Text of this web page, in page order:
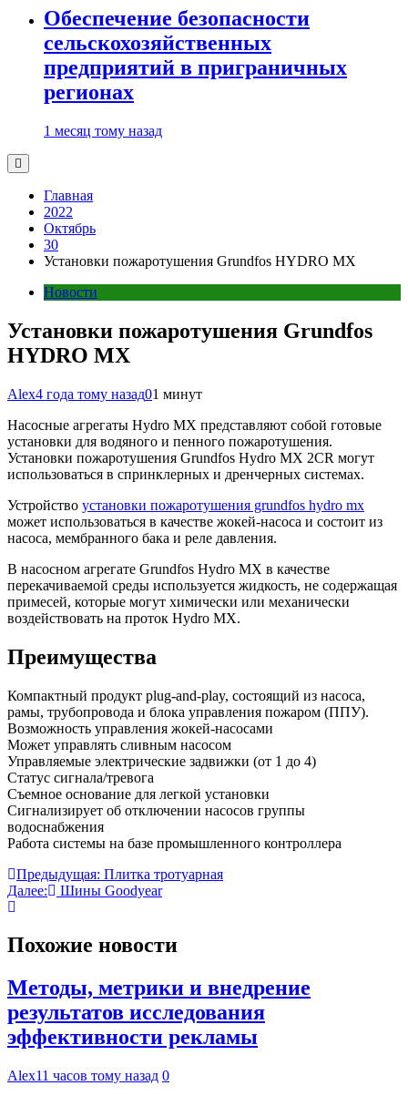
Обеспечение безопасности
сельскохозяйственных
предприятий в приграничных
регионах
1 месяц тому назад
Главная
2022
Октябрь
30
Установки пожаротушения Grundfos HYDRO MX
Новости
Установки пожаротушения Grundfos
HYDRO MX
Alex4 года тому назад01 минут
Насосные агрегаты Hydro MX представляют собой готовые
установки для водяного и пенного пожаротушения.
Установки пожаротушения Grundfos Hydro MX 2CR могут
использоваться в спринклерных и дренчерных системах.
Устройство установки пожаротушения grundfos hydro mx
может использоваться в качестве жокей-насоса и состоит из
насоса, мембранного бака и реле давления.
В насосном агрегате Grundfos Hydro MX в качестве
перекачиваемой среды используется жидкость, не содержащая
примесей, которые могут химически или механически
воздействовать на проток Hydro MX.
Преимущества
Компактный продукт plug-and-play, состоящий из насоса,
рамы, трубопровода и блока управления пожаром (ППУ).
Возможность управления жокей-насосами
Может управлять сливным насосом
Управляемые электрические задвижки (от 1 до 4)
Статус сигнала/тревога
Съемное основание для легкой установки
Сигнализирует об отключении насосов группы
водоснабжения
Работа системы на базе промышленного контроллера
Навигация
по
Предыдущая: Плитка тротуарная
Далее:
Шины Goodyear
Похожие новости
Методы, метрики и внедрение
результатов исследования
эффективности рекламы
Alex11 часов тому назад 0